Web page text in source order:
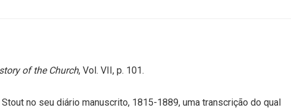
of the Church, Vol. VII, p. 101.
no seu diário manuscrito, 1815-1889, uma transcrição do qual